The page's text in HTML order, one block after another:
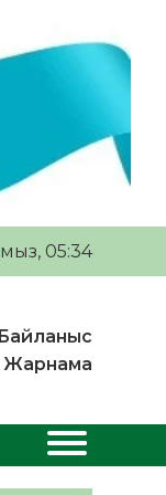
05:34
Байланыс
Жарнама